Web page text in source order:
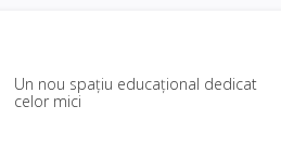
Un nou spațiu educațional dedicat
celor mici